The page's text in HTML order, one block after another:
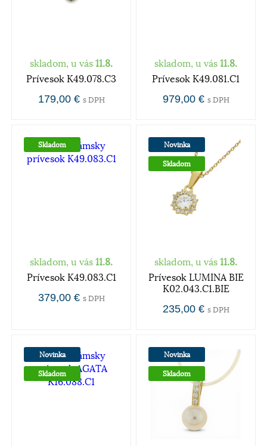
skladom, u vás 11.8.
Prívesok K49.078.C3
179,00 € s DPH
skladom, u vás 11.8.
Prívesok K49.081.C1
979,00 € s DPH
Skladom
skladom, u vás 11.8.
Prívesok K49.083.C1
379,00 € s DPH
Novinka
Skladom
skladom, u vás 11.8.
Prívesok LUMINA BIE
K02.043.C1.BIE
235,00 € s DPH
Novinka
Skladom
Novinka
Skladom